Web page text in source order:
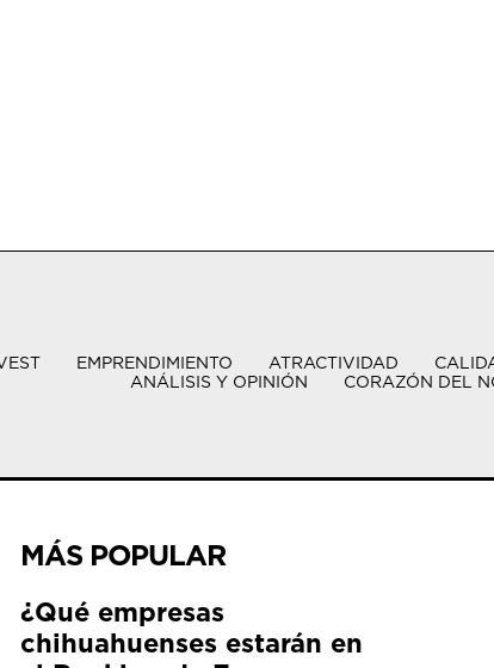
EMPRENDIMIENTO ATRACTIVIDAD
ANÁLISIS Y OPINIÓN
CORAZÓN DEL
MÁS POPULAR
¿Qué empresas
chihuahuenses estarán en